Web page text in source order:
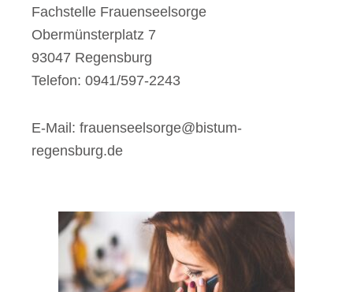
Fachstelle Frauenseelsorge
Obermünsterplatz 7
93047 Regensburg
Telefon: 0941/597-2243
E-Mail: frauenseelsorge@bistum-
regensburg.de